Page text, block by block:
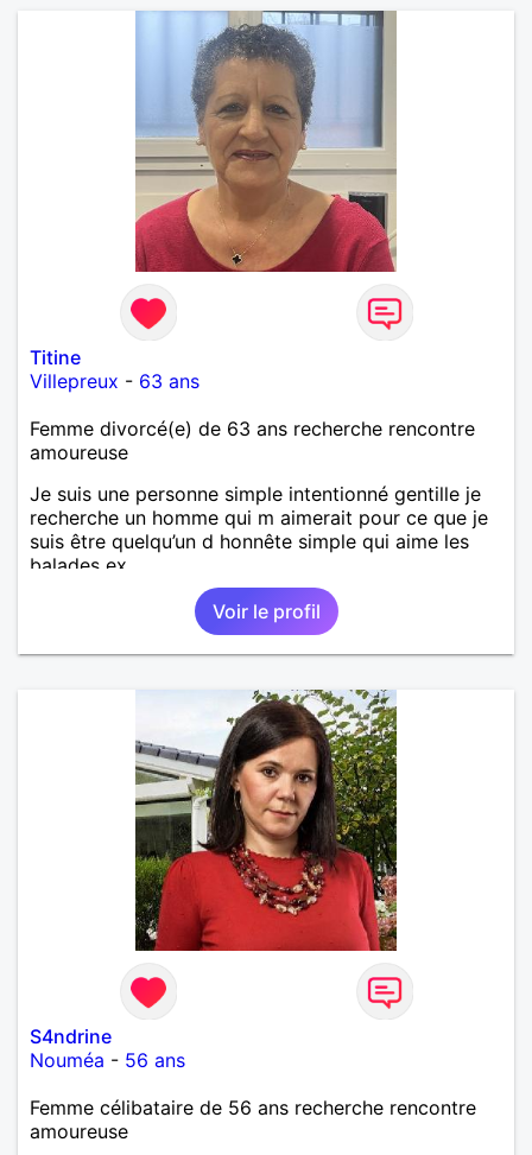
Titine
Villepreux - 63 ans
Femme divorcé(e) de 63 ans recherche rencontre
amoureuse
Je suis une personne simple intentionné gentille je
recherche un homme qui m aimerait pour ce que je
suis être quelqu’un d honnête simple qui aime les
balades ex….
Voir le profil
S4ndrine
Nouméa - 56 ans
Femme célibataire de 56 ans recherche rencontre
amoureuse